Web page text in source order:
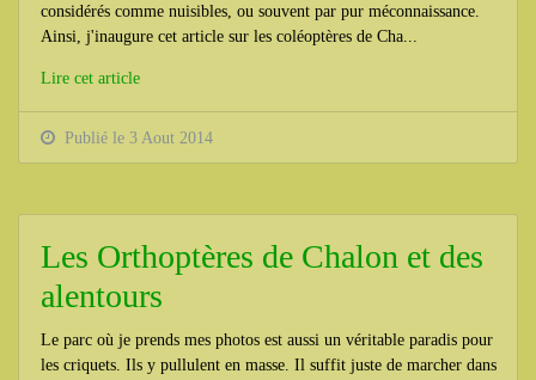
considérés comme nuisibles, ou souvent par pur méconnaissance.
Ainsi, j'inaugure cet article sur les coléoptères de Cha...
Lire cet article
Publié le 3 Aout 2014
Les Orthoptères de Chalon et des
alentours
Le parc où je prends mes photos est aussi un véritable paradis pour
les criquets. Ils y pullulent en masse. Il suffit juste de marcher dans